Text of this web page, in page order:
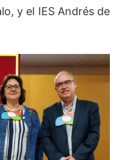
y el IES Andrés de